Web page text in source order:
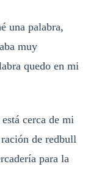
una palabra,
muy
quedo en mi
cerca de mi
de redbull
para la